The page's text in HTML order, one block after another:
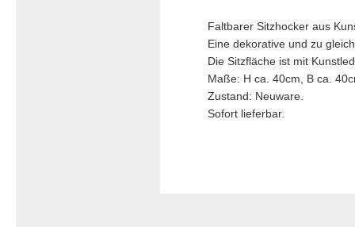
Faltbarer Sitzhocker aus
Eine dekorative und zu
Die Sitzfläche ist mit
Maße: H ca. 40cm, B ca.
Zustand: Neuware.
Sofort lieferbar.